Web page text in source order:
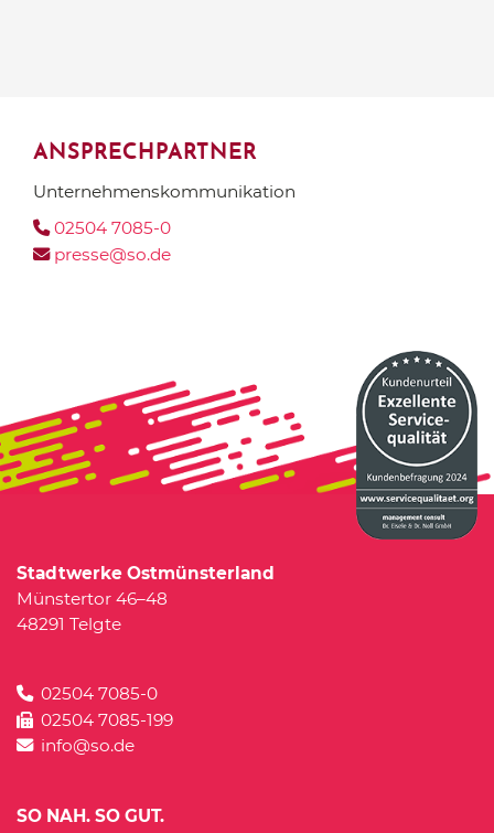
ANSPRECHPARTNER
Unternehmens­kommunikation
02504 7085-0
presse@so.de
Stadtwerke Ostmünsterland
Münstertor 46–48
48291 Telgte
02504 7085-0
02504 7085-199
info@so.de
SO NAH. SO GUT.